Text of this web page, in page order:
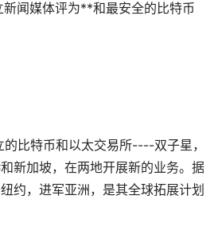
闻媒体评为**和最安全的比特币
比特币和以太交易所----双子星，
新加坡，在两地开展新的业务。据
约，进军亚洲，是其全球拓展计划